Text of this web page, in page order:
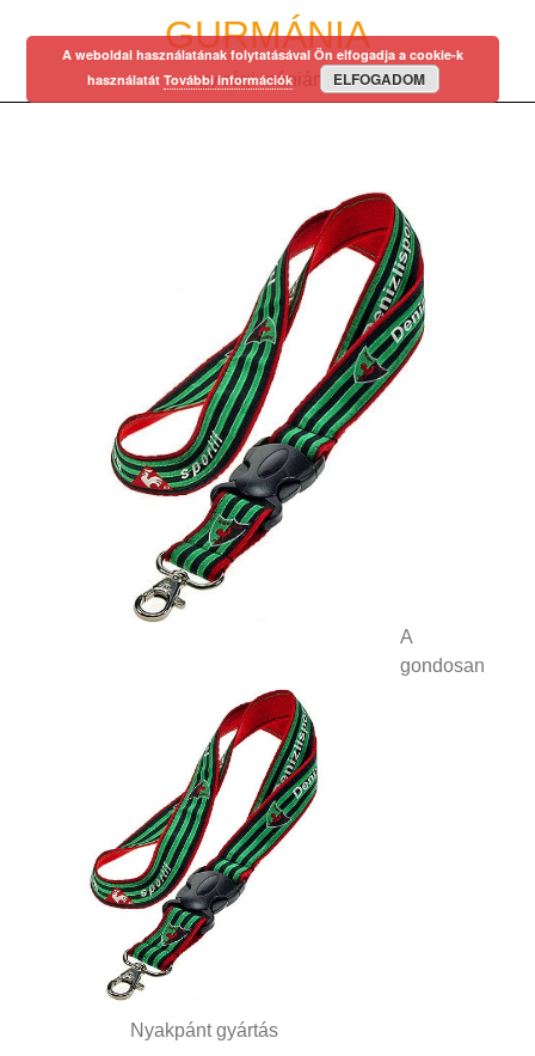
GURMÁNIA
egy régi mániám…
Nyakpánt gyártás
A
gondosan
A weboldal használatának folytatásával Ön elfogadja a cookie-k
használatát További információk ELFOGADOM